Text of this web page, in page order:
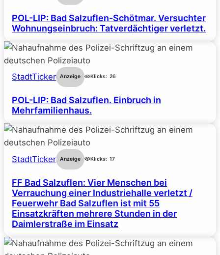
POL-LIP: Bad Salzuflen-Schötmar. Versuchter
Wohnungseinbruch: Tatverdächtiger verletzt.
StadtTicker Anzeige Klicks: 26
POL-LIP: Bad Salzuflen. Einbruch in
Mehrfamilienhaus.
StadtTicker Anzeige Klicks: 17
FF Bad Salzuflen: Vier Menschen bei
Verrauchung einer Industriehalle verletzt /
Feuerwehr Bad Salzuflen ist mit 55
Einsatzkräften mehrere Stunden in der
Daimlerstraße im Einsatz